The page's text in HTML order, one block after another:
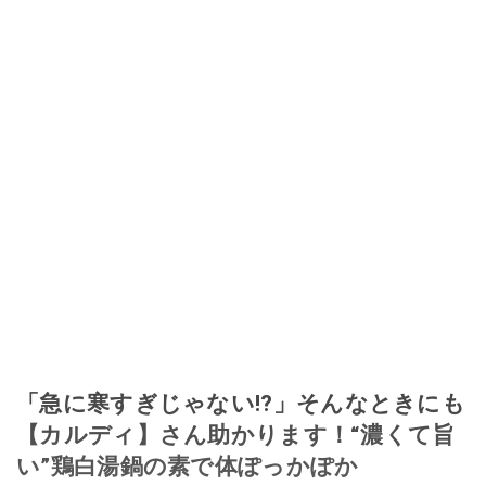
「急に寒すぎじゃない!?」そんなときにも
【カルディ】さん助かります！“濃くて旨
い”鶏白湯鍋の素で体ぽっかぽか